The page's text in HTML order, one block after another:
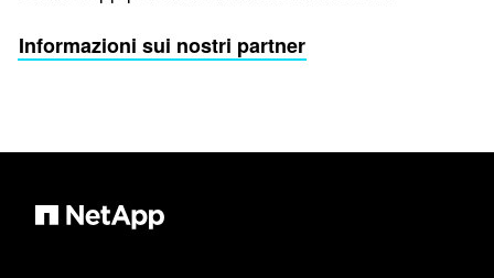
Informazioni sui nostri partner